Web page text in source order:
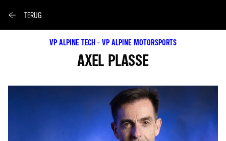
TERUG
VP ALPINE TECH - VP ALPINE MOTORSPORTS
AXEL PLASSE